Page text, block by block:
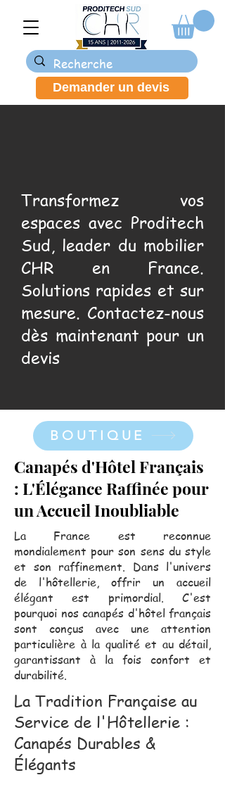
Demander un devis
Transformez vos
espaces avec Proditech
Sud, leader du mobilier
CHR en France.
Solutions rapides et sur
mesure. Contactez-nous
dès maintenant pour un
devis
BOUTIQUE
Canapés d'Hôtel Français
: L'Élégance Raffinée pour
un Accueil Inoubliable
La France est reconnue
mondialement pour son sens du style
et son raffinement. Dans l'univers
de l'hôtellerie, offrir un accueil
élégant est primordial. C'est
pourquoi nos canapés d'hôtel français
sont conçus avec une attention
particulière à la qualité et au détail,
garantissant à la fois confort et
durabilité.
La Tradition Française au
Service de l'Hôtellerie :
Canapés Durables &
Élégants